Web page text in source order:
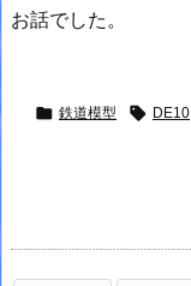
お話でした。
 鉄道模型  DE10